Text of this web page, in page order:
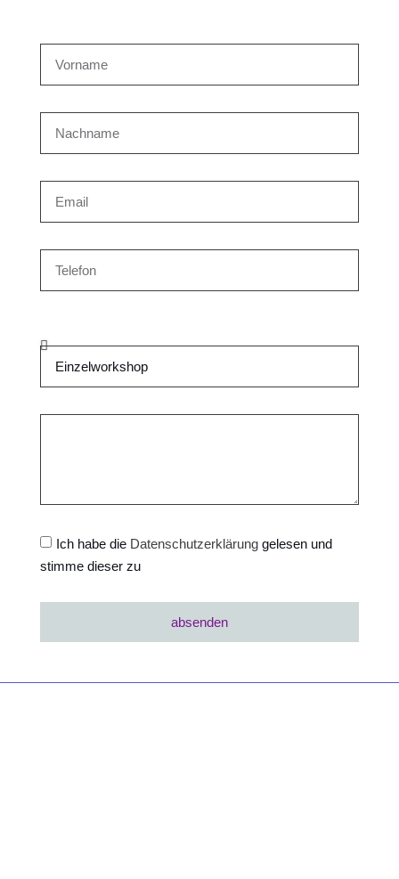
Ich habe die Datenschutzerklärunggelesen und
stimme dieser zu
absenden